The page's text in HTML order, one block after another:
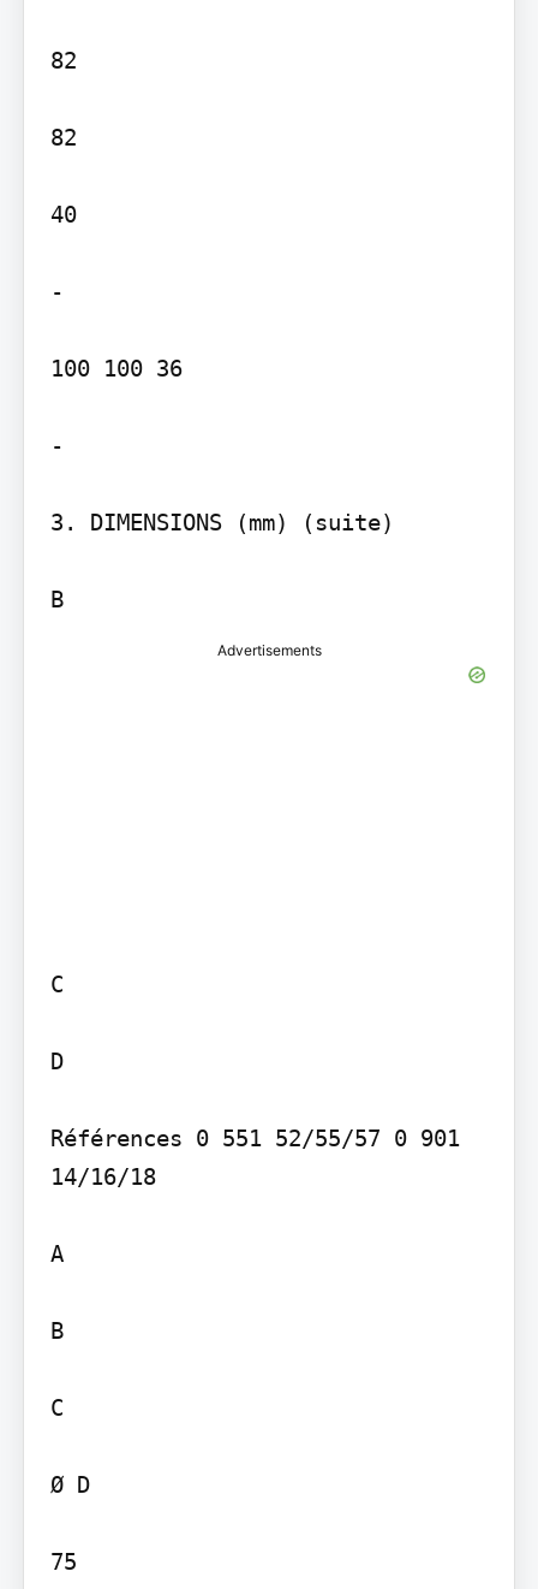
82
82
40
-
100 100 36
-
3. DIMENSIONS (mm) (suite)
B
Advertisements
C
D
Références 0 551 52/55/57 0 901
14/16/18
A
B
C
Ø D
75